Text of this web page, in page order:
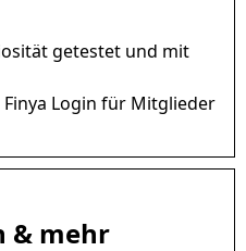
getestet und mit
Finya Login für Mitglieder
& mehr